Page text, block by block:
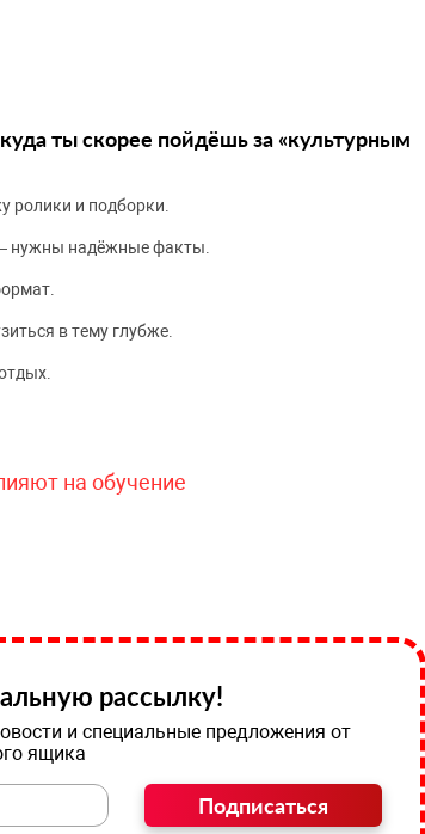
ты скорее пойдёшь за «культурным
ролики и подборки.
нужны надёжные факты.
в тему глубже.
на обучение
рассылку!
и специальные предложения от
ящика
Подписаться